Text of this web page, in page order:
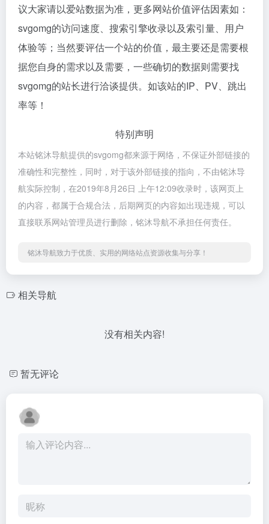
议大家请以爱站数据为准，更多网站价值评估因素如：
svgomg的访问速度、搜索引擎收录以及索引量、用户
体验等；当然要评估一个站的价值，最主要还是需要根
据您自身的需求以及需要，一些确切的数据则需要找
svgomg的站长进行洽谈提供。如该站的IP、PV、跳出
率等！
特别声明
本站铭沐导航提供的svgomg都来源于网络，不保证外部链接的
准确性和完整性，同时，对于该外部链接的指向，不由铭沐导
航实际控制，在2019年8月26日 上午12:09收录时，该网页上
的内容，都属于合规合法，后期网页的内容如出现违规，可以
直接联系网站管理员进行删除，铭沐导航不承担任何责任。
铭沐导航致力于优质、实用的网络站点资源收集与分享！
相关导航
没有相关内容!
暂无评论